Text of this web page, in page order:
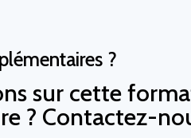
?
sur cette
? Contactez-